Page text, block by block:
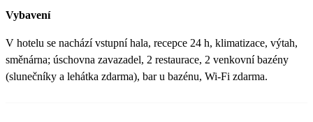
Vybavení
V hotelu se nachází vstupní hala, recepce 24 h, klimatizace, výtah,
směnárna; úschovna zavazadel, 2 restaurace, 2 venkovní bazény
(slunečníky a lehátka zdarma), bar u bazénu, Wi-Fi zdarma.